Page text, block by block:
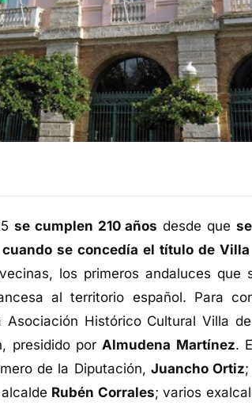
se cumplen 210 años desde que
cuando se concedía el título de Villa
los primeros andaluces que
al territorio español. Para
Asociación Histórico Cultural Villa
presidido por Almudena Martínez.
de la Diputación, Juancho Ortiz
Rubén Corrales; varios